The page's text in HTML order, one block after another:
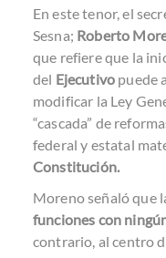
En este tenor, el
Sesna; Roberto
que refiere que la
del Ejecutivo puede
modificar la Ley
“cascada” de
federal y estatal
Constitución.
Moreno señaló que
funciones con
contrario, al centro